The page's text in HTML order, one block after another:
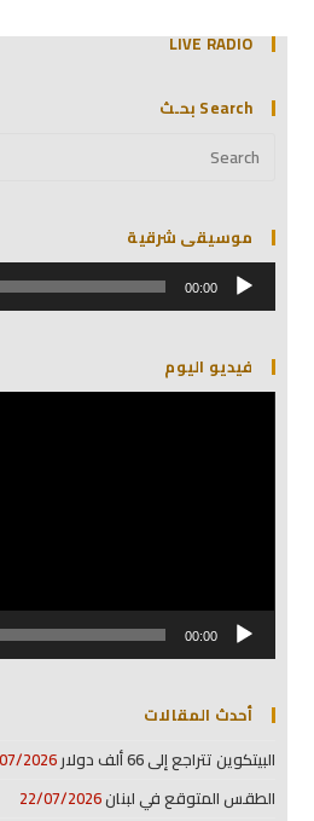
LIVE RADIO
Search بحـث
موسيقى شرقية
مشغل
الصوت 00:00
فيديو اليوم
مشغل
00:00
أحدث المقالات
البيتكوين تتراجع إلى 66 ألف دولار
2026
الطقس المتوقع في لبنان22/07/2026